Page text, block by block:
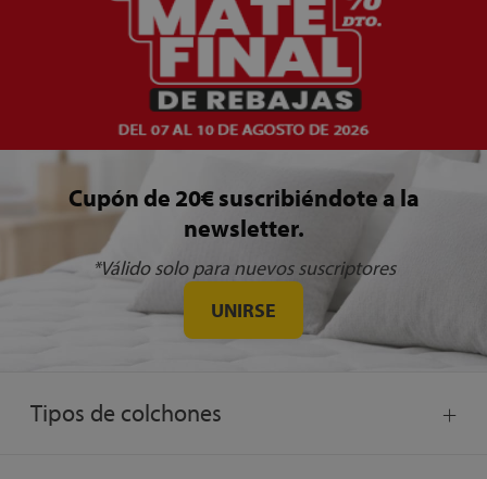
Cupón de 20€ suscribiéndote a la
newsletter.
*Válido solo para nuevos suscriptores
UNIRSE
Tipos de colchones